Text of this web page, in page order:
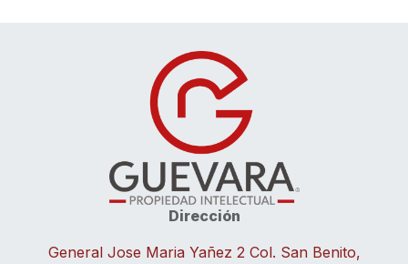
Dirección
General Jose Maria Yañez 2 Col. San Benito,